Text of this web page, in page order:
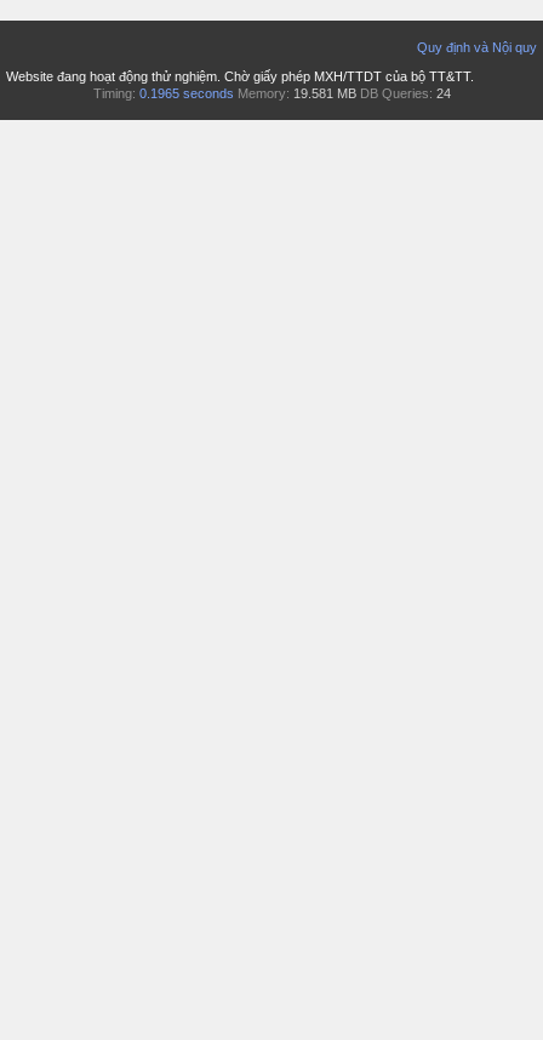
Quy định và Nội quy
Website đang hoạt động thử nghiệm. Chờ giấy phép MXH/TTDT của bộ TT&TT.
Timing: 0.1965 seconds Memory: 19.581 MB DB Queries: 24